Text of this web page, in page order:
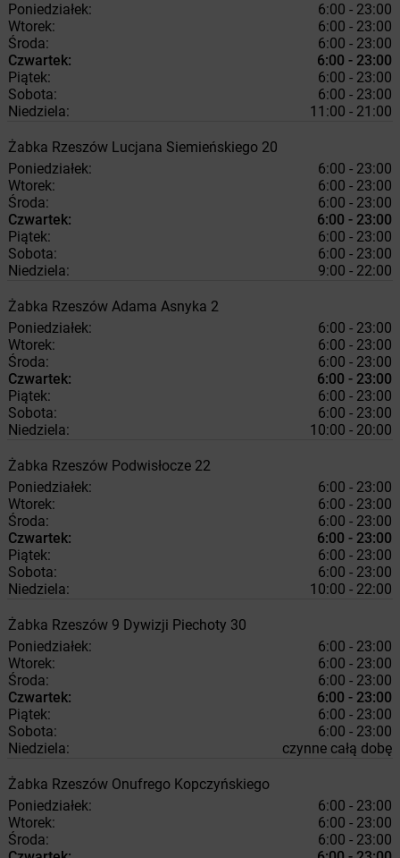
Poniedziałek:
6:00 - 23:00
Wtorek:
6:00 - 23:00
Środa:
6:00 - 23:00
Czwartek:
6:00 - 23:00
Piątek:
6:00 - 23:00
Sobota:
6:00 - 23:00
Niedziela:
11:00 - 21:00
Żabka Rzeszów Lucjana Siemieńskiego 20
Poniedziałek:
6:00 - 23:00
Wtorek:
6:00 - 23:00
Środa:
6:00 - 23:00
Czwartek:
6:00 - 23:00
Piątek:
6:00 - 23:00
Sobota:
6:00 - 23:00
Niedziela:
9:00 - 22:00
Żabka Rzeszów Adama Asnyka 2
Poniedziałek:
6:00 - 23:00
Wtorek:
6:00 - 23:00
Środa:
6:00 - 23:00
Czwartek:
6:00 - 23:00
Piątek:
6:00 - 23:00
Sobota:
6:00 - 23:00
Niedziela:
10:00 - 20:00
Żabka Rzeszów Podwisłocze 22
Poniedziałek:
6:00 - 23:00
Wtorek:
6:00 - 23:00
Środa:
6:00 - 23:00
Czwartek:
6:00 - 23:00
Piątek:
6:00 - 23:00
Sobota:
6:00 - 23:00
Niedziela:
10:00 - 22:00
Żabka Rzeszów 9 Dywizji Piechoty 30
Poniedziałek:
6:00 - 23:00
Wtorek:
6:00 - 23:00
Środa:
6:00 - 23:00
Czwartek:
6:00 - 23:00
Piątek:
6:00 - 23:00
Sobota:
6:00 - 23:00
Niedziela:
czynne całą dobę
Żabka Rzeszów Onufrego Kopczyńskiego
Poniedziałek:
6:00 - 23:00
Wtorek:
6:00 - 23:00
Środa:
6:00 - 23:00